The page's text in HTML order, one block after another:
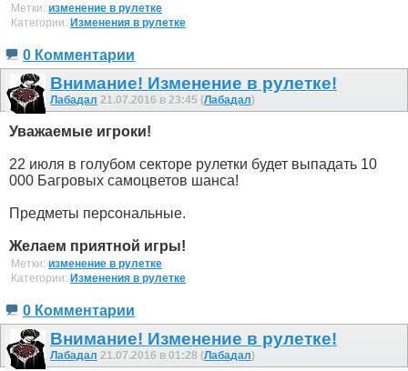
Метки: изменение в рулетке
Категории: Изменения в рулетке
0 Комментарии
Внимание! Изменение в рулетке!
Лабадал 21.07.2016 в 23:45 (Лабадал)
Уважаемые игроки!
22 июля в голубом секторе рулетки будет выпадать 10
000 Багровых самоцветов шанса!
Предметы персональные.
Желаем приятной игры!
Метки: изменение в рулетке
Категории: Изменения в рулетке
0 Комментарии
Внимание! Изменение в рулетке!
Лабадал 21.07.2016 в 01:28 (Лабадал)